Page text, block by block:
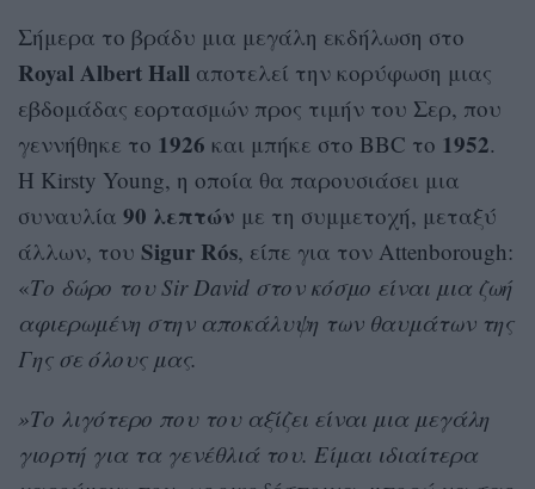
Σήμερα το βράδυ μια μεγάλη εκδήλωση στο
Royal Albert Hall αποτελεί την κορύφωση μιας
εβδομάδας εορτασμών προς τιμήν του Σερ, που
γεννήθηκε το 1926 και μπήκε στο BBC το 1952.
Η Kirsty Young, η οποία θα παρουσιάσει μια
συναυλία 90 λεπτών με τη συμμετοχή, μεταξύ
άλλων, του Sigur Rós, είπε για τον Attenborough:
«Το δώρο του Sir David στον κόσμο είναι μια ζωή
αφιερωμένη στην αποκάλυψη των θαυμάτων της
Γης σε όλους μας.
»Το λιγότερο που του αξίζει είναι μια μεγάλη
γιορτή για τα γενέθλιά του. Είμαι ιδιαίτερα